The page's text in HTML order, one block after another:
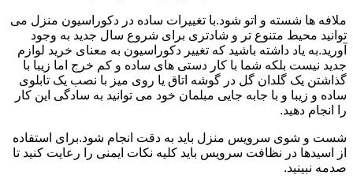
ملافه ها شسته و اتو شود.با تغییرات ساده در دکوراسیون منزل می
توانید محیط متنوع تر و شادتری برای شروع سال جدید به وجود
آورید.به یاد داشته باشید که تغییر دکوراسیون به معنای خرید لوازم
جدید نیست بلکه شما با کار دستی های ساده و کم خرج اما زیبا با
گذاشتن یک گلدان گل در گوشه اتاق یا روی میز با نصب یک تابلوی
ساده و زیبا و با جابه جایی مبلمان خود می توانید به سادگی این کار
را انجام دهید.
شست و شوی سرویس منزل باید به دقت انجام شود.برای استفاده
از اسیدها در نظافت سرویس باید کلیه نکات ایمنی را رعایت کنید تا
صدمه نبینید.